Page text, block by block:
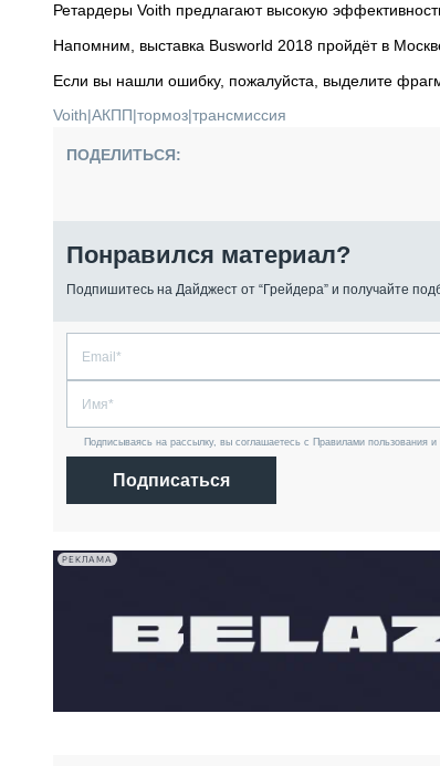
Ретардеры Voith предлагают высокую
Напомним, выставка Busworld 2018 пройдёт в
Если вы нашли ошибку, пожалуйста, выделите
Voith|АКПП|тормоз|трансмиссия
ПОДЕЛИТЬСЯ:
Понравился материал?
Подпишитесь на Дайджест от “Грейдера” и получайте
Подписываясь на рассылку, вы соглашаетесь с Правилами пользования
Подписаться
РЕКЛАМА